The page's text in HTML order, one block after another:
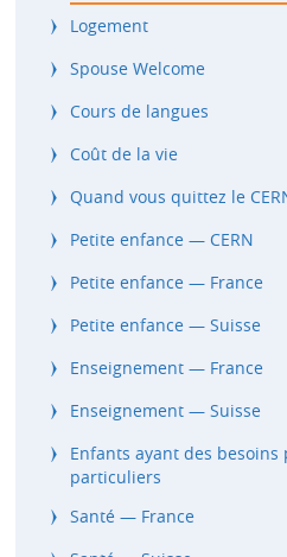
Logement
Spouse Welcome
Cours de langues
Coût de la vie
Quand vous quittez le
Petite enfance — CERN
Petite enfance — France
Petite enfance — Suisse
Enseignement — France
Enseignement — Suisse
Enfants ayant des besoins
particuliers
Santé — France